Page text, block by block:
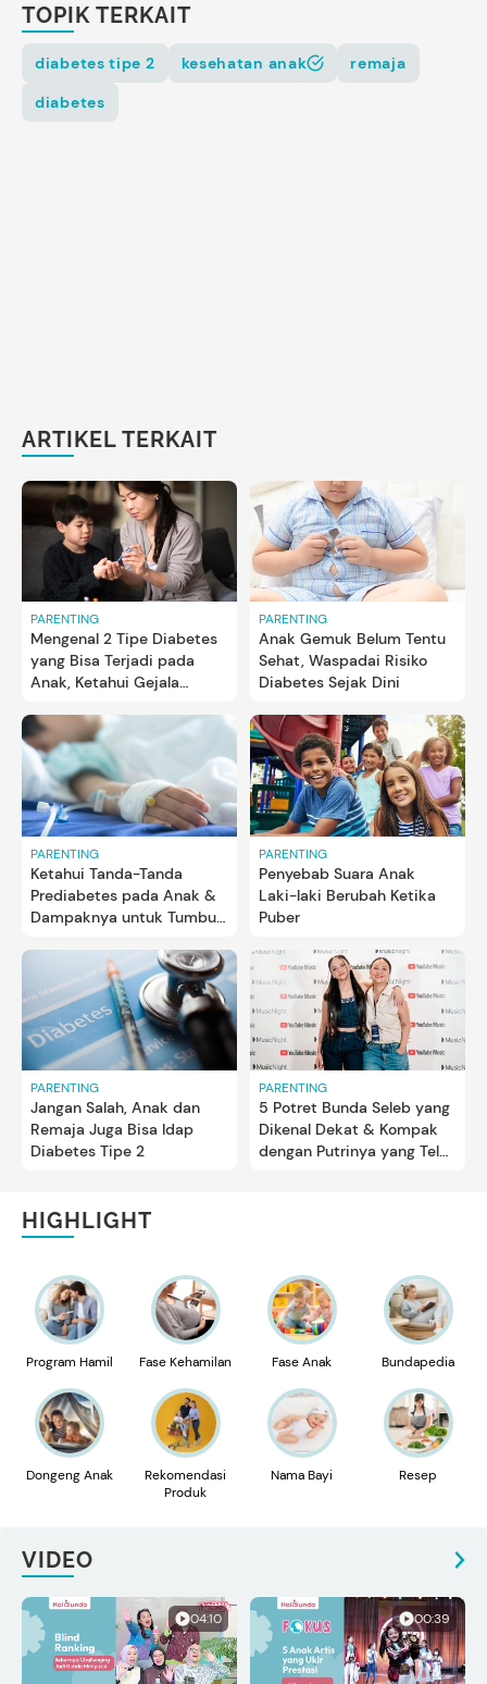
TOPIK TERKAIT
diabetes tipe 2 kesehatan anak
remaja
diabetes
ARTIKEL TERKAIT
PARENTING
Mengenal 2 Tipe Diabetes
yang Bisa Terjadi pada
Anak, Ketahui Gejala
PARENTING
Anak Gemuk Belum Tentu
Sehat, Waspadai Risiko
Diabetes Sejak Dini
PARENTING
Ketahui Tanda-Tanda
Prediabetes pada Anak &
Dampaknya untuk Tumbuh
PARENTING
Penyebab Suara Anak
Laki-laki Berubah Ketika
Puber
PARENTING
Jangan Salah, Anak dan
Remaja Juga Bisa Idap
Diabetes Tipe 2
PARENTING
5 Potret Bunda Seleb yang
Dikenal Dekat & Kompak
dengan Putrinya yang Telah
HIGHLIGHT
Program Hamil Fase Kehamilan Fase Anak Bundapedia
Dongeng Anak
Rekomendasi
Produk
Nama Bayi Resep
VIDEO
04:10 00:39